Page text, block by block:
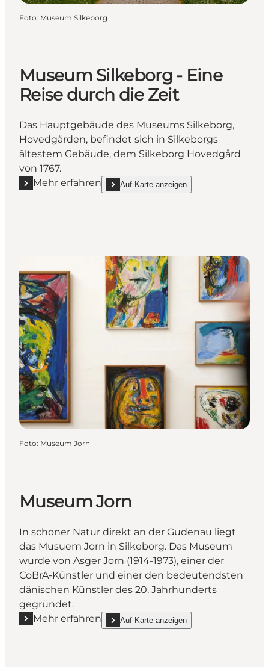
Foto: Museum Silkeborg
Museum Silkeborg - Eine
Reise durch die Zeit
Das Hauptgebäude des Museums Silkeborg,
Hovedgården, befindet sich in Silkeborgs
ältestem Gebäude, dem Silkeborg Hovedgård
von 1767.
Mehr erfahren
Mehr erfahren "Museum Silkeborg - Eine Reise
Auf Karte anzeigen
show Museum Silkeborg - Eine Reise durch
Foto: Museum Jorn
Museum Jorn
In schöner Natur direkt an der Gudenau liegt
das Musuem Jorn in Silkeborg. Das Museum
wurde von Asger Jorn (1914-1973), einer der
CoBrA-Künstler und einer den bedeutendsten
dänischen Künstler des 20. Jahrhunderts
gegründet.
Mehr erfahren
Mehr erfahren "Museum Jorn"
Auf Karte anzeigen
show Museum Jorn on_map